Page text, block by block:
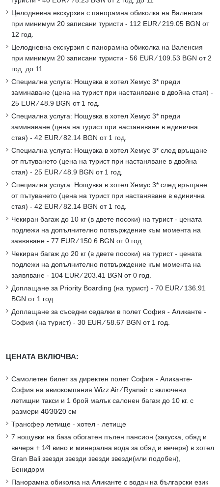
Целодневна екскурзия с панорамна обиколка на Валенсия
при минимум 20 записани туристи - 112 EUR ∕ 219.05 BGN от
12 год.
Целодневна екскурзия с панорамна обиколка на Валенсия
при минимум 20 записани туристи - 56 EUR ∕ 109.53 BGN от 2
год. до 11
Специална услуга: Нощувка в хотел Хемус 3* преди
заминаване (цена на турист при настаняване в двойна стая) -
25 EUR ∕ 48.9 BGN от 1 год.
Специална услуга: Нощувка в хотел Хемус 3* преди
заминаване (цена на турист при настаняване в единична
стая) - 42 EUR ∕ 82.14 BGN от 1 год.
Специална услуга: Нощувка в хотел Хемус 3* след връщане
от пътуването (цена на турист при настаняване в двойна
стая) - 25 EUR ∕ 48.9 BGN от 1 год.
Специална услуга: Нощувка в хотел Хемус 3* след връщане
от пътуването (цена на турист при настаняване в единична
стая) - 42 EUR ∕ 82.14 BGN от 1 год.
Чекиран багаж до 10 кг (в двете посоки) на турист - цената
подлежи на допълнително потвърждение към момента на
заявяване - 77 EUR ∕ 150.6 BGN от 0 год.
Чекиран багаж до 20 кг (в двете посоки) на турист - цената
подлежи на допълнително потвърждение към момента на
заявяване - 104 EUR ∕ 203.41 BGN от 0 год.
Доплащане за Priority Boarding (на турист) - 70 EUR ∕ 136.91
BGN от 1 год.
Доплащане за съседни седалки в полет София - Аликанте -
София (на турист) - 30 EUR ∕ 58.67 BGN от 1 год.
ЦЕНАТА ВКЛЮЧВА:
Самолетен билет за директен полет София - Аликанте-
София на авиокомпания Wizz Air ∕ Ryanair с включени
летищни такси и 1 брой малък салонен багаж до 10 кг. с
размери 40∕30∕20 см
Трансфер летище - хотел - летище
7 нощувки на база обогатен пълен пансион (закуска, обяд и
вечеря + 1∕4 вино и минерална вода за обяд и вечеря) в хотел
Gran Bali звезди звезди звезди звезди(или подобен),
Бенидорм
Панорамнa обиколка на Аликанте с водач на български език